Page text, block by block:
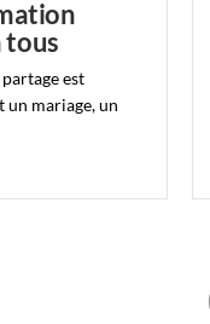
tous
est
un mariage, un